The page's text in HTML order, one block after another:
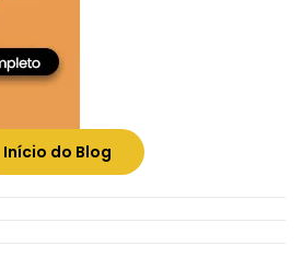
Início do Blog